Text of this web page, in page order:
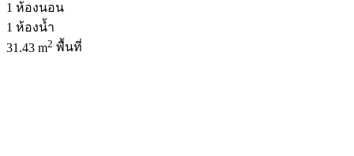
1 ห้องนอน
1 ห้องน้ำ
31.43 m2 พื้นที่